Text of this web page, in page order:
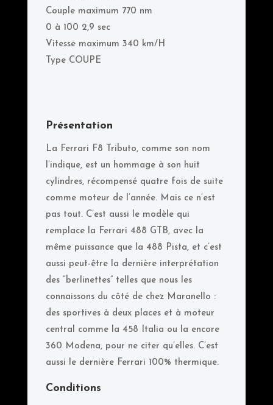
Couple maximum 770 nm
0 à 100 2,9 sec
Vitesse maximum 340 km/H
Type COUPE
Présentation
La Ferrari F8 Tributo, comme son nom
l’indique, est un hommage à son huit
cylindres, récompensé quatre fois de suite
comme moteur de l’année. Mais ce n’est
pas tout. C’est aussi le modèle qui
remplace la Ferrari 488 GTB, avec la
même puissance que la 488 Pista, et c’est
aussi peut-être la dernière interprétation
des “berlinettes” telles que nous les
connaissons du côté de chez Maranello :
des sportives à deux places et à moteur
central comme la 458 Italia ou la encore
360 Modena, pour ne citer qu’elles. C’est
aussi le dernière Ferrari 100% thermique.
Conditions